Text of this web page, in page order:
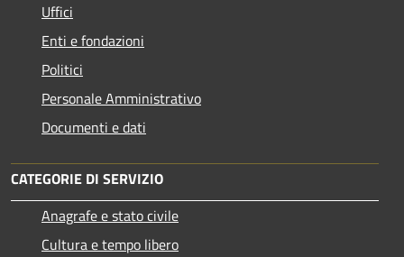
Uffici
Enti e fondazioni
Politici
Personale Amministrativo
Documenti e dati
CATEGORIE DI SERVIZIO
Anagrafe e stato civile
Cultura e tempo libero